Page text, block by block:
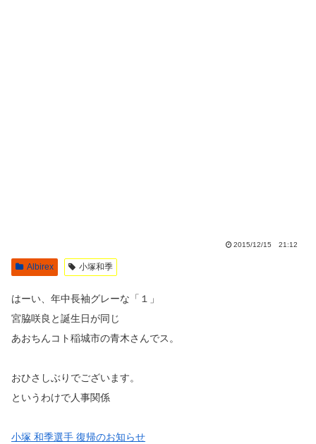
2015/12/15 21:12
Albirex 小塚和季
はーい、年中長袖グレーな「１」
宮脇咲良と誕生日が同じ
あおちんコト稲城市の青木さんでス。
おひさしぶりでございます。
というわけで人事関係
小塚 和季選手 復帰のお知らせ